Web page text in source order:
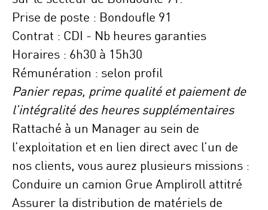
Prise de poste : Bondoufle 91
Contrat : CDI - Nb heures garanties
Horaires : 6h30 à 15h30
Rémunération : selon profil
Panier repas, prime qualité et paiement de
l’intégralité des heures supplémentaires
Rattaché à un Manager au sein de
l’exploitation et en lien direct avec l’un de
nos clients, vous aurez plusieurs missions :
Conduire un camion Grue Ampliroll attitré
Assurer la distribution de matériels de